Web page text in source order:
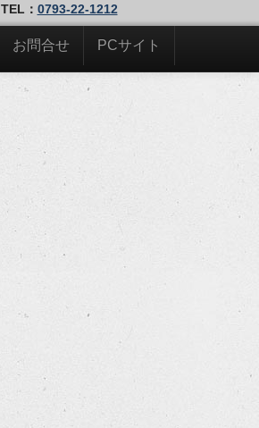
TEL： 0793-22-1212
お問合せ PCサイト